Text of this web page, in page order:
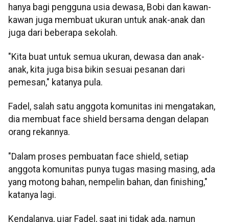
hanya bagi pengguna usia dewasa, Bobi dan kawan-
kawan juga membuat ukuran untuk anak-anak dan
juga dari beberapa sekolah.
"Kita buat untuk semua ukuran, dewasa dan anak-
anak, kita juga bisa bikin sesuai pesanan dari
pemesan," katanya pula.
Fadel, salah satu anggota komunitas ini mengatakan,
dia membuat face shield bersama dengan delapan
orang rekannya.
"Dalam proses pembuatan face shield, setiap
anggota komunitas punya tugas masing masing, ada
yang motong bahan, nempelin bahan, dan finishing,"
katanya lagi.
Kendalanya, ujar Fadel, saat ini tidak ada, namun